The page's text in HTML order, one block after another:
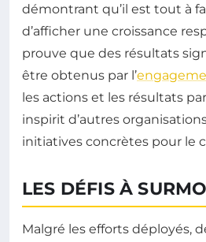
démontrant qu’il est tout à
d’afficher une croissance
prouve que des résultats
être obtenus par l’
les actions et les résultats
inspirit d’autres
initiatives concrètes pour le
LES DÉFIS À
Malgré les efforts déployés,